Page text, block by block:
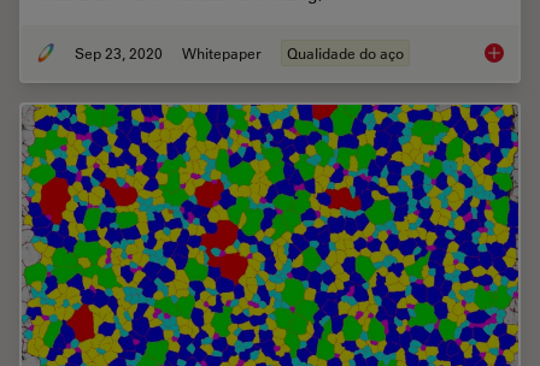
Sep 23, 2020 Whitepaper Qualidade do aço